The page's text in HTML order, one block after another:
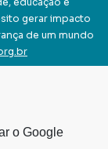
educação e
gerar impacto
de um mundo
o Google